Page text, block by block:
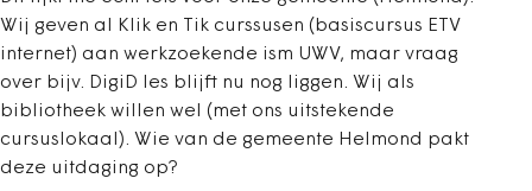
Wij geven al Klik en Tik curssusen (basiscursus ETV
internet) aan werkzoekende ism UWV, maar vraag
over bijv. DigiD les blijft nu nog liggen. Wij als
bibliotheek willen wel (met ons uitstekende
cursuslokaal). Wie van de gemeente Helmond pakt
deze uitdaging op?